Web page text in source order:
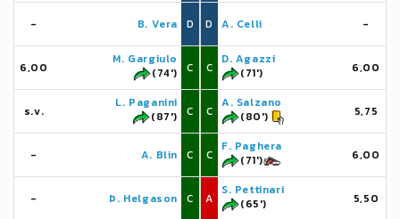
- B. Vera D
6,00
M. Gargiulo
(74')
C
s.v.
L. Paganini
(87')
C
- A. Blin C
- Þ. Helgason C
D A. Celli -
C
D. Agazzi
(71')
6,00
C
A. Salzano
(80')
5,75
C
F. Paghera
(71')
6,00
A
S. Pettinari
(65')
5,50